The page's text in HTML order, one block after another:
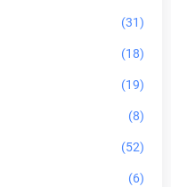
(31)
(18)
(19)
(8)
(52)
(6)